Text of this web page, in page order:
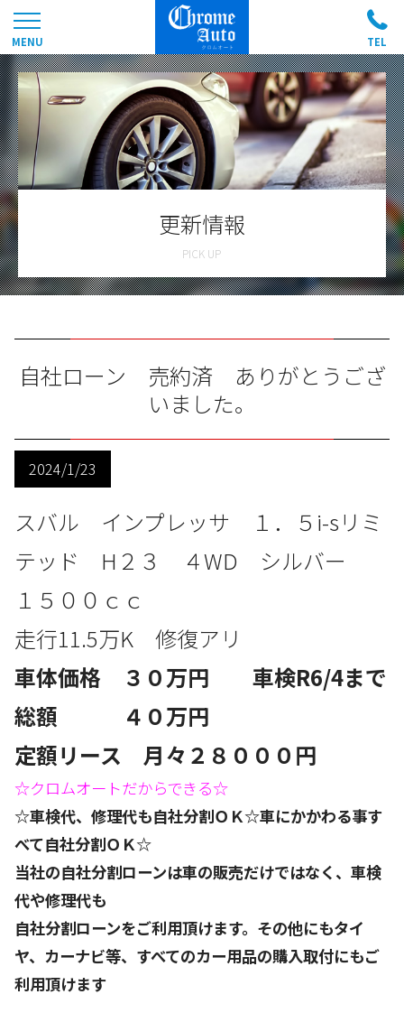
更新情報
自社ローン 売約済 ありがとうござ
いました。
2024/1/23
スバル インプレッサ １．５i-sリミ
テッド H２３ ４WD シルバー
１５００ ｃｃ
走行11.5万K 修復アリ
車体価格 ３０万円 車検R6/4まで
総額 ４０万円
定額リース 月々２８ ０００円
☆クロムオートだからできる☆
☆車検代、修理代も自社分割ＯＫ☆車にかかわる事す
べて自社分割ＯＫ☆
当社の自社分割ローンは車の販売だけではなく、車検
代や修理代も
自社分割ローンをご利用頂けます。その他にもタイ
ヤ、カーナビ等、すべてのカー用品の購入取付にもご
利用頂けます